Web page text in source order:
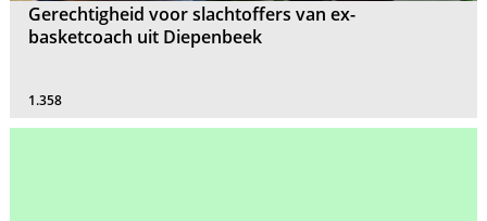
Gerechtigheid voor slachtoffers van ex-
basketcoach uit Diepenbeek
1.358